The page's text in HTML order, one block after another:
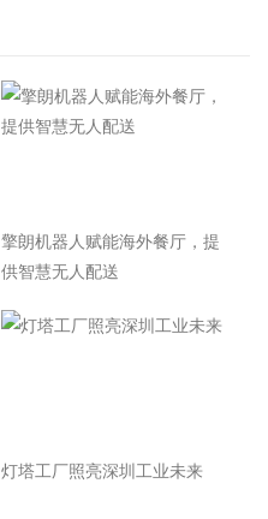
擎朗机器人赋能海外餐厅，提
供智慧无人配送
灯塔工厂照亮深圳工业未来